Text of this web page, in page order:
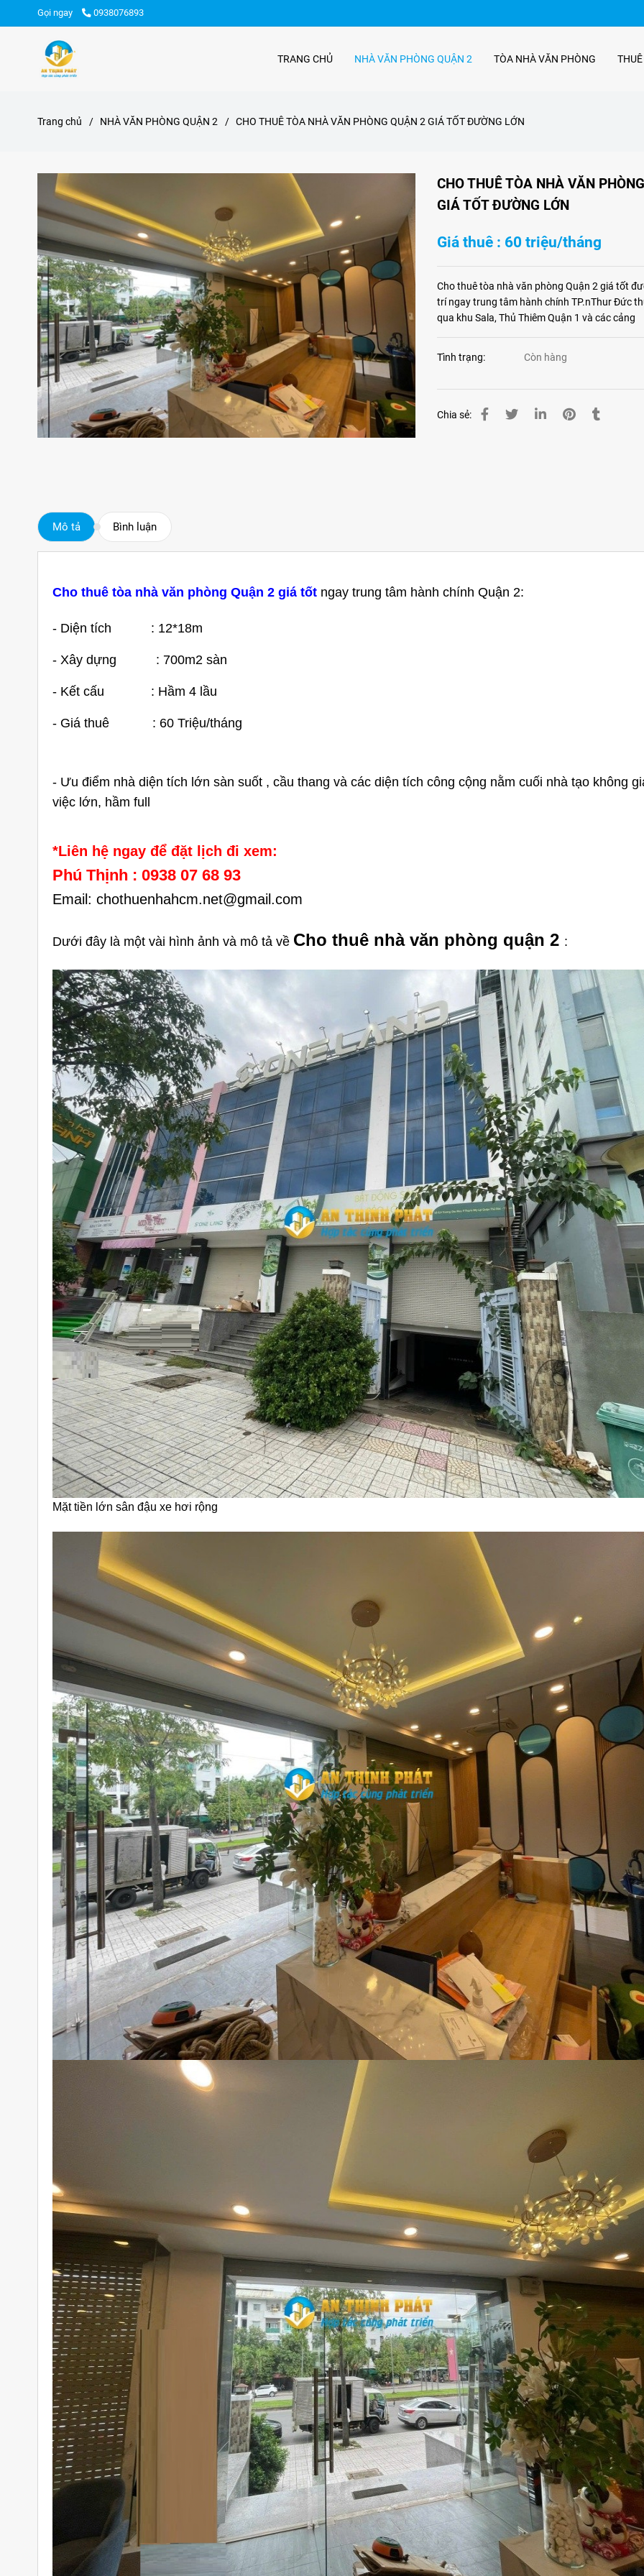
Gọi ngay 0938076893
TRANG CHỦ NHÀ VĂN PHÒNG QUẬN 2 TÒA NHÀ VĂN PHÒNG
Trang chủ / NHÀ VĂN PHÒNG QUẬN 2 / CHO THUÊ TÒA NHÀ VĂN PHÒNG QUẬN 2 GIÁ TỐT ĐƯỜNG LỚN
CHO THUÊ TÒA NHÀ VĂN
GIÁ TỐT ĐƯỜNG LỚN
Giá thuê : 60 triệu/tháng
Cho thuê tòa nhà văn phòng Quận 2 giá tốt
trí ngay trung tâm hành chính TP.nThur Đức
qua khu Sala, Thủ Thiêm Quận 1 và các cảng
Tình trạng: Còn hàng
Chia sẻ:
Mô tả Bình luận
Cho thuê tòa nhà văn phòng Quận 2 giá tốt ngay trung tâm hành chính Quận 2:
- Diện tích : 12*18m
- Xây dựng : 700m2 sàn
- Kết cấu : Hầm 4 lầu
- Giá thuê : 60 Triệu/tháng
- Ưu điểm nhà diện tích lớn sàn suốt , cầu thang và các diện tích công cộng nằm cuối nhà tạo không
việc lớn, hầm full
*Liên hệ ngay để đặt lịch đi xem:
Phú Thịnh : 0938 07 68 93
Email: chothuenhahcm.net@gmail.com
Dưới đây là một vài hình ảnh và mô tả về Cho thuê nhà văn phòng quận 2 :
Mặt tiền lớn sân đậu xe hơi rộng
Phòng
Dương nhà mới dt 200m2 giá rẻ
25 triệu/tháng
Full Nội Thất Đường 291
Khang Điền Full Nội